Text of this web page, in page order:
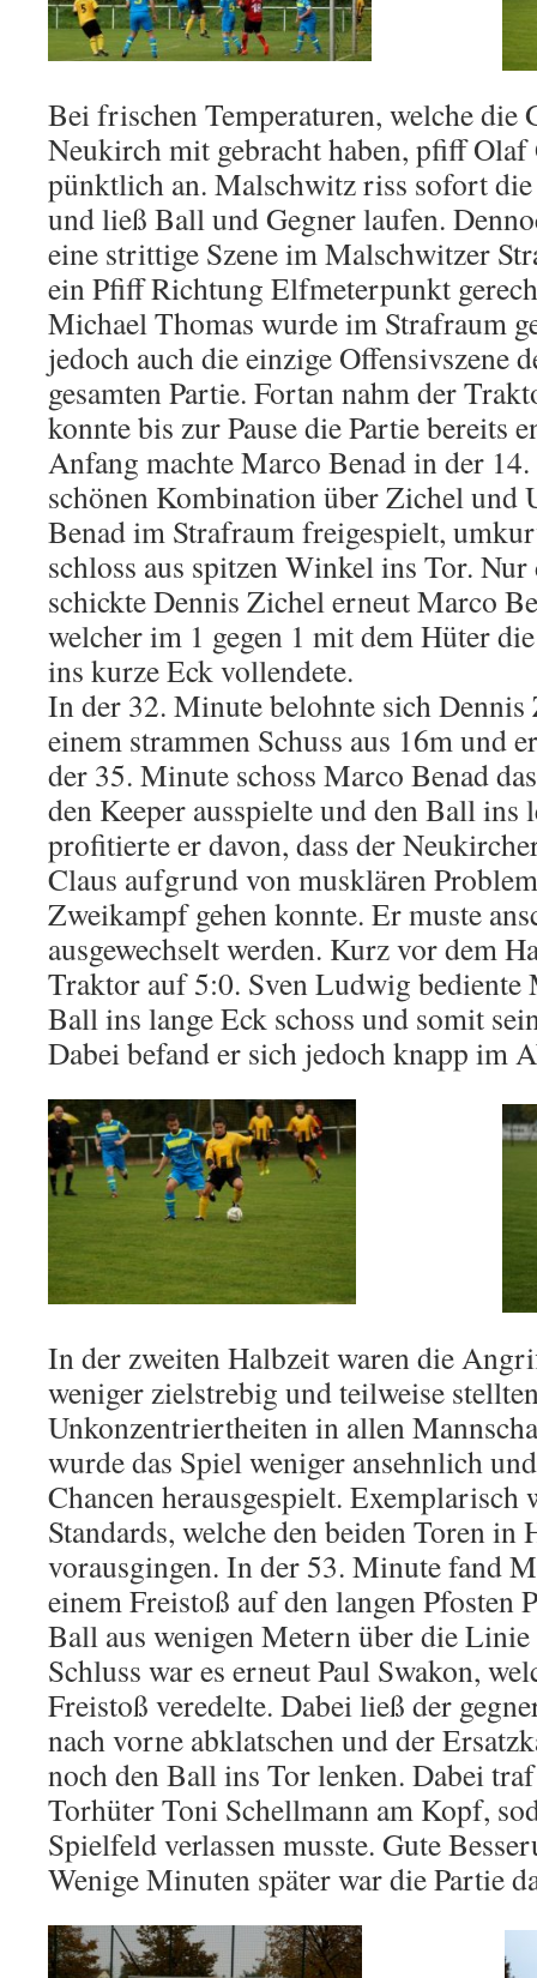
Bei frischen Temperaturen, welche die
Neukirch mit gebracht haben, pfiff Olaf
pünktlich an. Malschwitz riss sofort
und ließ Ball und Gegner laufen.
eine strittige Szene im Malschwitzer
ein Pfiff Richtung Elfmeterpunkt
Michael Thomas wurde im Strafraum
jedoch auch die einzige Offensivszene
gesamten Partie. Fortan nahm der
konnte bis zur Pause die Partie bereits
Anfang machte Marco Benad in der
schönen Kombination über Zichel und
Benad im Strafraum freigespielt,
schloss aus spitzen Winkel ins Tor.
schickte Dennis Zichel erneut Marco
welcher im 1 gegen 1 mit dem Hüter
ins kurze Eck vollendete.
In der 32. Minute belohnte sich
einem strammen Schuss aus 16m und
der 35. Minute schoss Marco Benad
den Keeper ausspielte und den Ball ins
profitierte er davon, dass der
Claus aufgrund von musklären
Zweikampf gehen konnte. Er muste
ausgewechselt werden. Kurz vor dem
Traktor auf 5:0. Sven Ludwig bediente
Ball ins lange Eck schoss und somit
Dabei befand er sich jedoch knapp im
In der zweiten Halbzeit waren die
weniger zielstrebig und teilweise
Unkonzentriertheiten in allen
wurde das Spiel weniger ansehnlich
Chancen herausgespielt. Exemplarisch
Standards, welche den beiden Toren in
vorausgingen. In der 53. Minute fand
einem Freistoß auf den langen Pfosten
Ball aus wenigen Metern über die
Schluss war es erneut Paul Swakon,
Freistoß veredelte. Dabei ließ der
nach vorne abklatschen und der
noch den Ball ins Tor lenken. Dabei
Torhüter Toni Schellmann am Kopf,
Spielfeld verlassen musste. Gute
Wenige Minuten später war die Partie